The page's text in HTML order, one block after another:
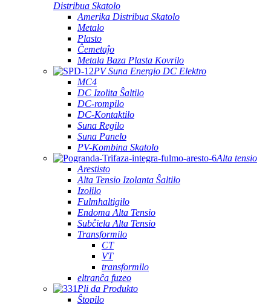
Distribua Skatolo
Amerika Distribua Skatolo
Metalo
Plasto
Ĉemetaĵo
Metala Baza Plasta Kovrilo
PV Suna Energio DC Elektro
MC4
DC Izolita Ŝaltilo
DC-rompilo
DC-Kontaktilo
Suna Regilo
Suna Panelo
PV-Kombina Skatolo
Alta tensio
Arestisto
Alta Tensio Izolanta Ŝaltilo
Izolilo
Fulmhaltigilo
Endoma Alta Tensio
Subĉiela Alta Tensio
Transformilo
CT
VT
transformilo
eltranĉa fuzeo
Pli da Produkto
Ŝtopilo